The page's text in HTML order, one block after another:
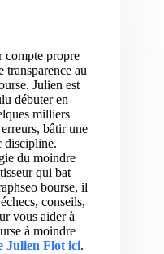
compte propre
transparence au
Julien est
débuter en
milliers
bâtir une
discipline.
du moindre
qui bat
bourse, il
conseils,
vous aider à
à moindre
Julien Flot ici.